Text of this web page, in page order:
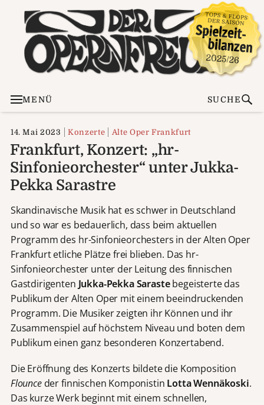
MENÜ SUCHE
14. Mai 2023 Konzerte Alte Oper Frankfurt
Frankfurt, Konzert: „hr-
Sinfonieorchester“ unter Jukka-
Pekka Sarastre
Skandinavische Musik hat es schwer in Deutschland
und so war es bedauerlich, dass beim aktuellen
Programm des hr-Sinfonieorchesters in der Alten Oper
Frankfurt etliche Plätze frei blieben. Das hr-
Sinfonieorchester unter der Leitung des finnischen
Gastdirigenten Jukka-Pekka Sarastebegeisterte das
Publikum der Alten Oper mit einem beeindruckenden
Programm. Die Musiker zeigten ihr Können und ihr
Zusammenspiel auf höchstem Niveau und boten dem
Publikum einen ganz besonderen Konzertabend.
Die Eröffnung des Konzerts bildete die Komposition
Flounceder finnischen Komponistin Lotta Wennäkoski.
Das kurze Werk beginnt mit einem schnellen,